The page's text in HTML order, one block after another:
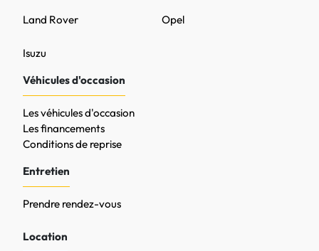
Opel
Land Rover
Isuzu
Véhicules d'occasion
Les véhicules d'occasion
Les financements
Conditions de reprise
Entretien
Prendre rendez-vous
Location